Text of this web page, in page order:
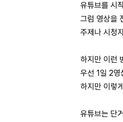
유튜브를 시
그럼 영상을
주제나 시청
하지만 이런
우선 1일 2영
하지만 이렇
유튜브는 단